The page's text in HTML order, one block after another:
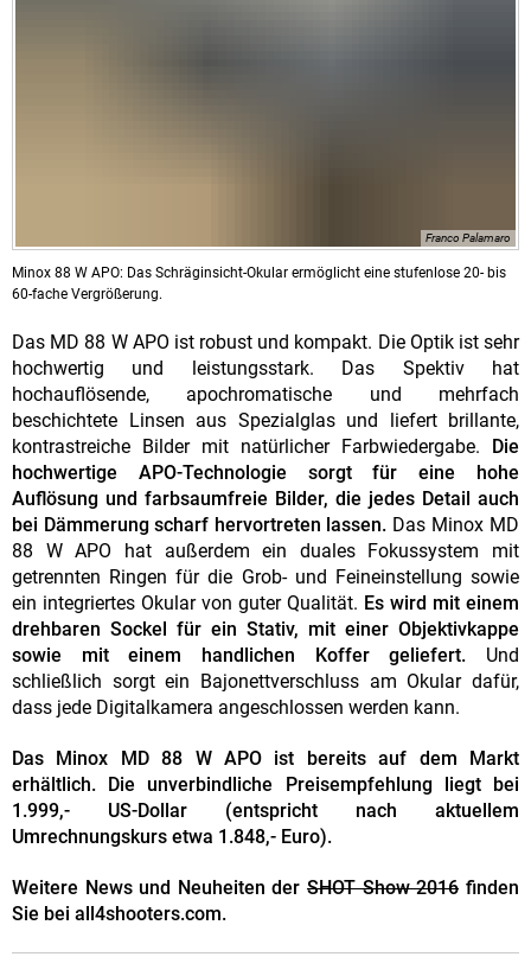
Franco Palamaro
Minox 88 W APO: Das Schräginsicht-Okular ermöglicht eine stufenlose 20- bis
60-fache Vergrößerung.
Das MD 88 W APO ist robust und kompakt. Die Optik ist sehr
hochwertig und leistungsstark. Das Spektiv hat
hochauflösende, apochromatische und mehrfach
beschichtete Linsen aus Spezialglas und liefert brillante,
kontrastreiche Bilder mit natürlicher Farbwiedergabe.
Die
hochwertige APO-Technologie sorgt für eine hohe
Auflösung und farbsaumfreie Bilder, die jedes Detail auch
bei Dämmerung scharf hervortreten lassen. Das Minox MD
88 W APO hat außerdem ein duales Fokussystem mit
getrennten Ringen für die Grob- und Feineinstellung sowie
ein integriertes Okular von guter Qualität. Es wird mit einem
drehbaren Sockel für ein Stativ, mit einer Objektivkappe
sowie mit einem handlichen Koffer geliefert. Und
schließlich sorgt ein Bajonettverschluss am Okular dafür,
dass jede Digitalkamera angeschlossen werden kann.
Das Minox MD 88 W APO ist bereits auf dem Markt
erhältlich. Die unverbindliche Preisempfehlung liegt bei
1.999,- US-Dollar (entspricht nach aktuellem
Umrechnungskurs etwa 1.848,- Euro).
Weitere News und Neuheiten der SHOT Show 2016 finden
Sie bei all4shooters.com.